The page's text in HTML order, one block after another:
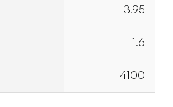
3.95
1.6
4100